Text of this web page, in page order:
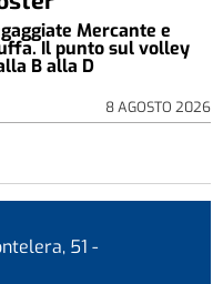
Mercante e
Il punto sul volley
B alla D
8 AGOSTO 2026
51 -